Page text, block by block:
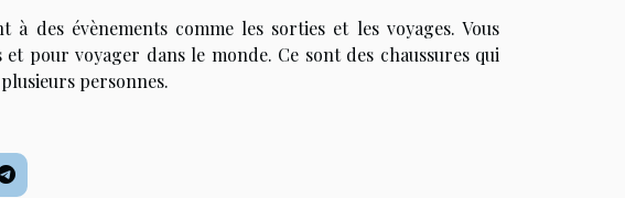
des évènements comme les sorties et les voyages. Vous
pour voyager dans le monde. Ce sont des chaussures qui
personnes.